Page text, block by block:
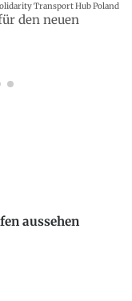
den neuen
Transport Hub Poland
aussehen